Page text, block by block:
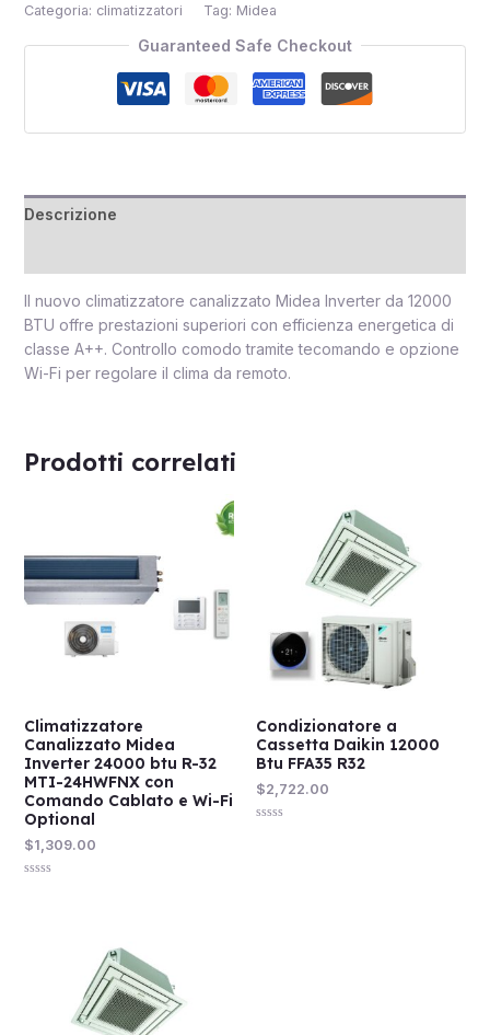
Categoria: climatizzatori Tag: Midea
Guaranteed Safe Checkout
Descrizione
Il nuovo climatizzatore canalizzato Midea Inverter da 12000
BTU offre prestazioni superiori con efficienza energetica di
classe A++. Controllo comodo tramite tecomando e opzione
Wi-Fi per regolare il clima da remoto.
Prodotti correlati
Climatizzatore
Canalizzato Midea
Inverter 24000 btu R-32
MTI-24HWFNX con
Comando Cablato e Wi-Fi
Optional
$1,309.00
Condizionatore a
Cassetta Daikin 12000
Btu FFA35 R32
$2,722.00